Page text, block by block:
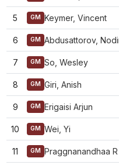
5 GM Keymer, Vincent
6 GM Abdusattorov,
7 GM So, Wesley
8 GM Giri, Anish
9 GM Erigaisi Arjun
10 GM Wei, Yi
11 GM Praggnanandhaa R